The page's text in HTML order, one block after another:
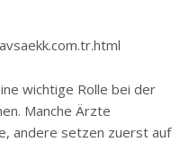
wichtige Rolle bei der
Manche Ärzte
andere setzen zuerst auf